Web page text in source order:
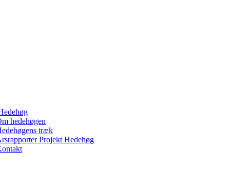
hedehøgen
træk
Projekt Hedehøg